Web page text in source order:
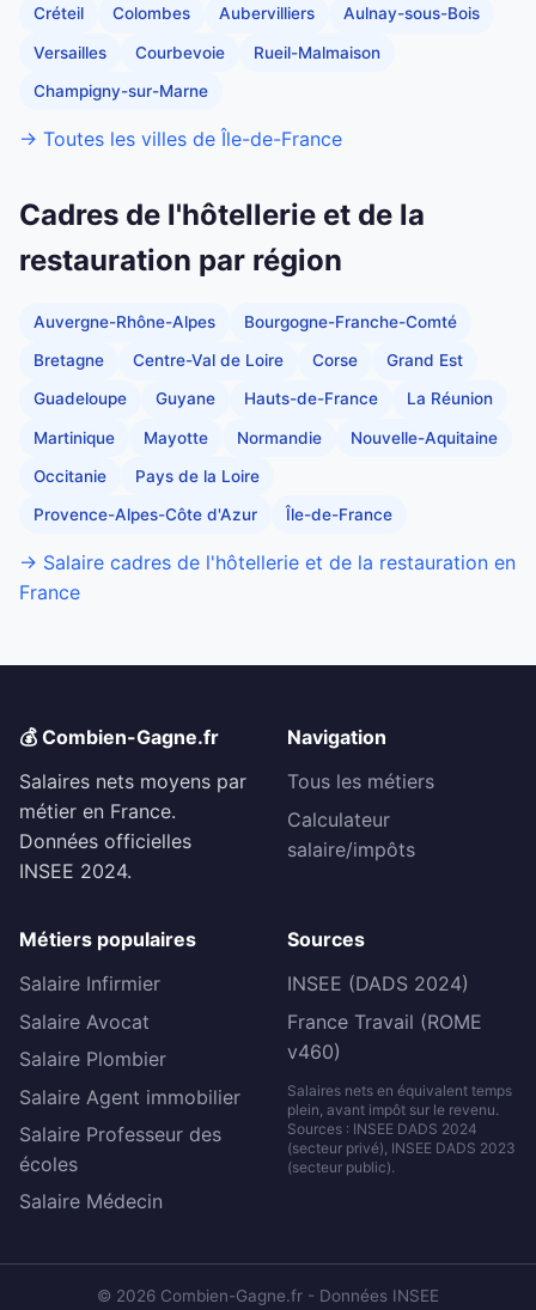
Créteil Colombes Aubervilliers Aulnay-sous-Bois
Versailles Courbevoie Rueil-Malmaison
Champigny-sur-Marne
→ Toutes les villes de Île-de-France
Cadres de l'hôtellerie et de la
restauration par région
Auvergne-Rhône-Alpes Bourgogne-Franche-Comté
Bretagne Centre-Val de Loire Corse Grand Est
Guadeloupe Guyane Hauts-de-France La Réunion
Martinique Mayotte Normandie Nouvelle-Aquitaine
Occitanie Pays de la Loire
Provence-Alpes-Côte d'Azur Île-de-France
→ Salaire cadres de l'hôtellerie et de la restauration en
France
💰 Combien-Gagne.fr
Salaires nets moyens par
métier en France.
Données officielles
INSEE 2024.
Navigation
Tous les métiers
Calculateur
salaire/impôts
Métiers populaires
Salaire Infirmier
Salaire Avocat
Salaire Plombier
Salaire Agent immobilier
Salaire Professeur des
écoles
Salaire Médecin
Sources
INSEE (DADS 2024)
France Travail (ROME
v460)
Salaires nets en équivalent temps
plein, avant impôt sur le revenu.
Sources : INSEE DADS 2024
(secteur privé), INSEE DADS 2023
(secteur public).
© 2026 Combien-Gagne.fr - Données INSEE